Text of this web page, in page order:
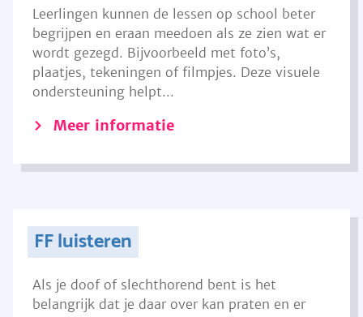
Leerlingen kunnen de lessen op school beter
begrijpen en eraan meedoen als ze zien wat er
wordt gezegd. Bijvoorbeeld met foto’s,
plaatjes, tekeningen of filmpjes. Deze visuele
ondersteuning helpt...
Meer informatie
FF luisteren
Als je doof of slechthorend bent is het
belangrijk dat je daar over kan praten en er